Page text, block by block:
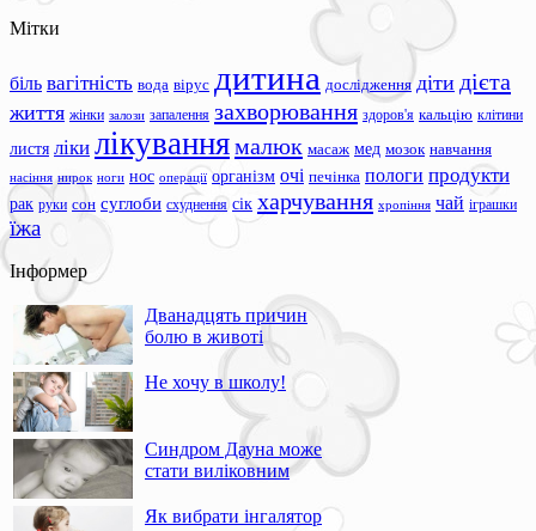
Мітки
біль вагітність вода вірус дитина дослідження діти дієта
життя жінки залози запалення захворювання здоров'я кальцію клітини
листя ліки лікуваннямалюк масаж мед мозок навчання
насіння нирок ноги нос операції організм очі печінка пологи продукти
рак руки сон суглоби схуднення сік харчування хропіння чай іграшки
їжа
Інформер
Дванадцять причин
болю в животі
Не хочу в школу!
Синдром Дауна може
стати виліковним
Як вибрати інгалятор